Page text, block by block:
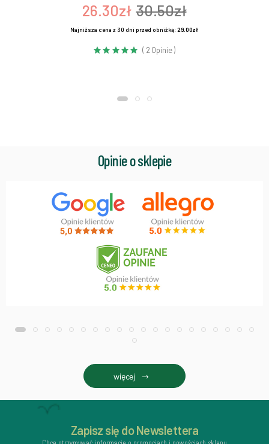
26.30zł 30.50zł
Najniższa cena z 30 dni przed obniżką:29.00zł
( 2 Opinie )
Opinie o sklepie
więcej
Zapisz się do Newslettera